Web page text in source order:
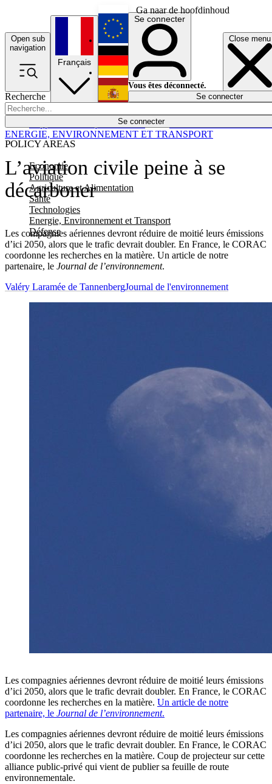
Ga naar de hoofdinhoud
Open sub
navigation
Close menu
Recherche
Se connecter
POLICY AREAS
Economie
Politique
Agriculture et Alimentation
Santé
Technologies
Energie, Environnement et Transport
Défense
Économie
Français
English
Deutsch
Español
Se connecter
Vous êtes déconnecté.
Se connecter
L’aviation civile peine à se
décarboner
Les compagnies aériennes devront réduire de moitié leurs émissions
d’ici 2050, alors que le trafic devrait doubler. En France, le CORAC
coordonne les recherches en la matière. Un article de notre
partenaire, le Journal de l’environnement.
ENERGIE, ENVIRONNEMENT ET TRANSPORT
Valéry Laramée de TannenbergJournal de l'environnement
Les compagnies aériennes devront réduire de moitié leurs émissions
d’ici 2050, alors que le trafic devrait doubler. En France, le CORAC
coordonne les recherches en la matière. Un article de notre
partenaire, le Journal de l’environnement.
Les compagnies aériennes devront réduire de moitié leurs émissions
d’ici 2050, alors que le trafic devrait doubler. En France, le CORAC
coordonne les recherches en la matière. Coup de projecteur sur cette
alliance public-privé qui vient de publier sa feuille de route
environnementale.